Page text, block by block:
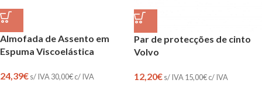
Almofada de Assento em
Espuma Viscoelástica
24,39€s/ IVA 30,00€c/ IVA
Par de protecções de cinto
Volvo
12,20€s/ IVA 15,00€c/ IVA